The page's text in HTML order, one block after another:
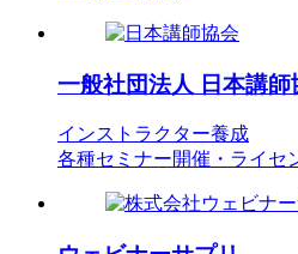
一般社団法人 日本講師
インストラクター養成
各種セミナー開催・ライセ